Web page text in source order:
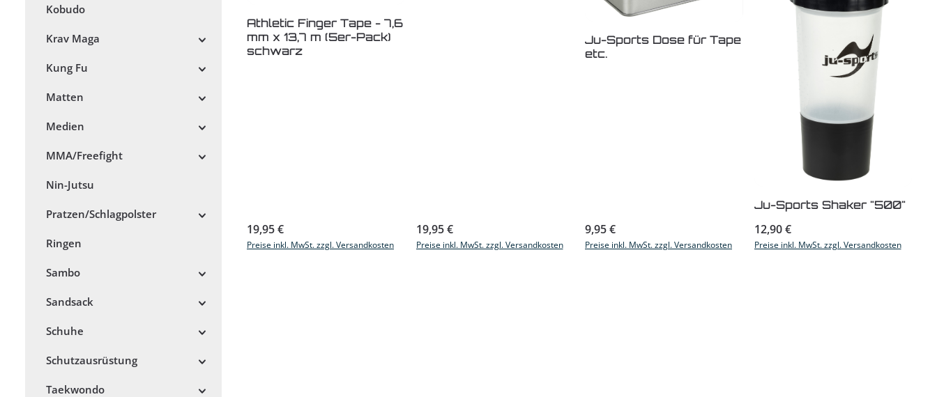
Kobudo
Krav Maga
Kung Fu
Matten
Medien
MMA/Freefight
Nin-Jutsu
Pratzen/Schlagpolster
Ringen
Sambo
Sandsack
Schuhe
Schutzausrüstung
Taekwondo
Produkt Anzahl: Gib den gewünschten Wert ein oder benutze die Schaltflächen um
Athletic Finger Tape - 7,6
mm x 13,7 m (5er-Pack)
schwarz
Regulärer Preis:
19,95 €
Preise inkl. MwSt. zzgl. Versandkosten
Regulärer Preis:
19,95 €
Preise inkl. MwSt. zzgl. Versandkosten
Produkt Anzahl: Gib den gewünschten
Ju-Sports Dose für Tape
etc.
Regulärer Preis:
9,95 €
Preise inkl. MwSt. zzgl. Versandkosten
Produkt Anzahl: Gib
Ju-Sports Shaker "500"
Regulärer Preis:
12,90 €
Preise inkl. MwSt. zzgl. Versandkosten